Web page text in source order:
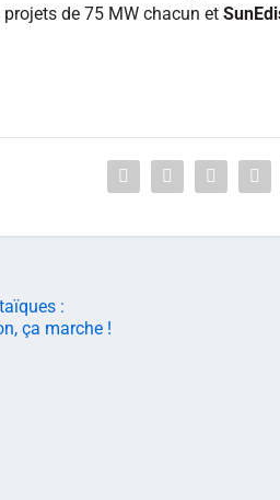
de 75 MW chacun et
:
ça marche !